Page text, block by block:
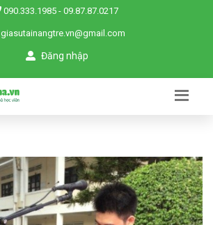
090.333.1985 - 09.87.87.0217
giasutainangtre.vn@gmail.com
Đăng nhập